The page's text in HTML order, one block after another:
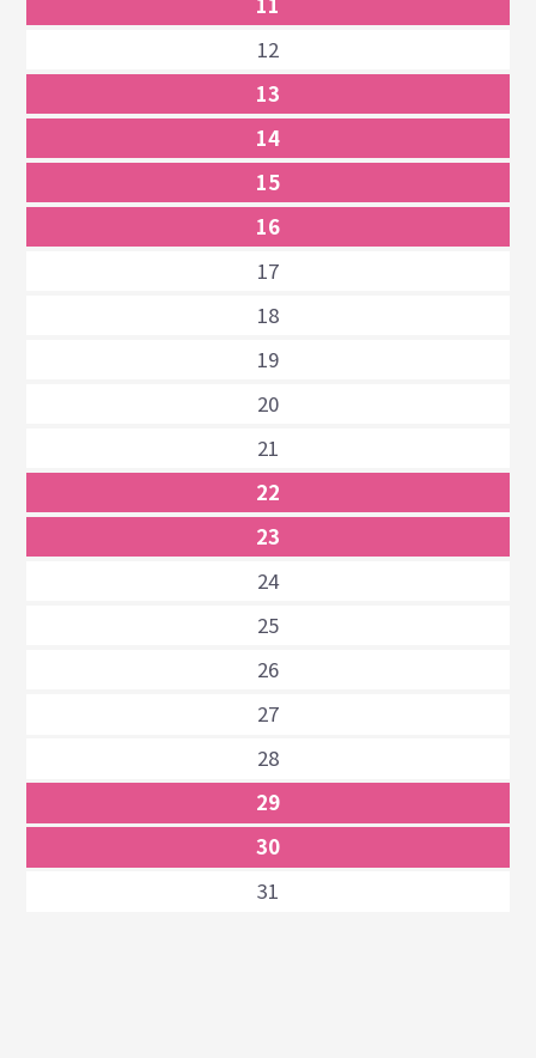
12
13
14
15
16
17
18
19
20
21
22
23
24
25
26
27
28
29
30
31